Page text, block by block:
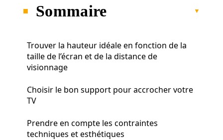
Sommaire
Trouver la hauteur idéale en fonction de la
taille de l’écran et de la distance de
visionnage
Choisir le bon support pour accrocher votre
TV
Prendre en compte les contraintes
techniques et esthétiques